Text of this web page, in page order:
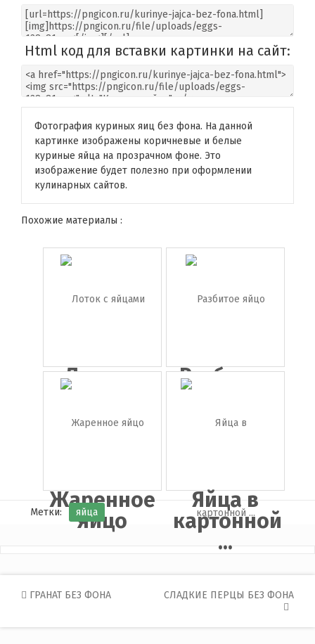
Html код для вставки картинки на сайт:
Фотография куриных яиц без фона. На данной
картинке изображены коричневые и белые
куриные яйца на прозрачном фоне. Это
изображение будет полезно при оформлении
кулинарных сайтов.
Похожие материалы :
Лоток с
яйцами
Разбитое
Жаренное
яйцо
Яйца в
картонной
...
Метки: яйца
Post
ГРАНАТ БЕЗ ФОНА СЛАДКИЕ ПЕРЦЫ БЕЗ ФОНА